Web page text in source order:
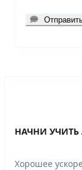
НАЧНИ
Хорошее